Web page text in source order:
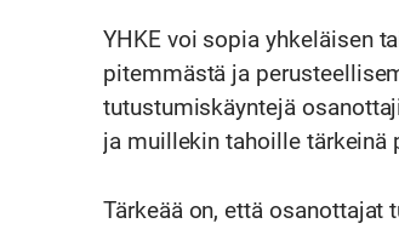
YHKE voi sopia yhkeläisen
pitemmästä ja
tutustumiskäyntejä
ja muillekin tahoille tärkeinä
Tärkeää on, että osanottajat